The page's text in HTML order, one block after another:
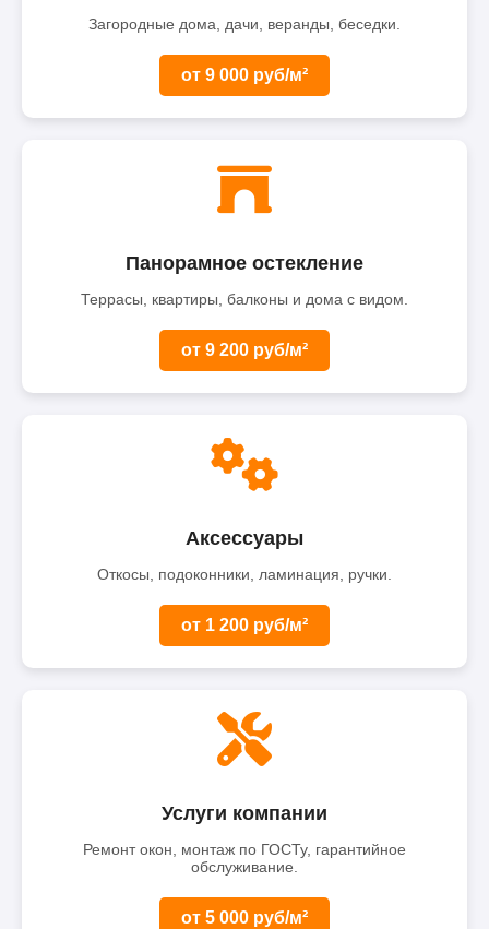
Загородные дома, дачи, веранды, беседки.
от 9 000 руб/м²
Панорамное остекление
Террасы, квартиры, балконы и дома с видом.
от 9 200 руб/м²
Аксессуары
Откосы, подоконники, ламинация, ручки.
от 1 200 руб/м²
Услуги компании
Ремонт окон, монтаж по ГОСТу, гарантийное
обслуживание.
от 5 000 руб/м²